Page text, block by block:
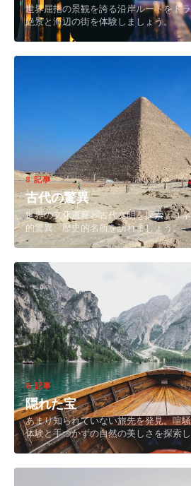
世界屈指の景観を誇る沿岸ルートをド
絶景と海辺の街を体験しましょう。
8 記事
古代の驚異
世界の文化遺産と古代文明を探索。ユ
的驚異、歴史的名所を訪れましょう。
6 記事
隠れた宝
あまり知られていない旅先を発見。喧
体験と手つかずの自然の美しさを探索